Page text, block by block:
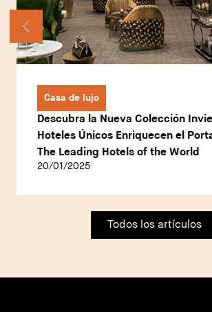
Casa de lujo
Descubra la Nueva Colección
Hoteles Únicos Enriquecen el
The Leading Hotels of the World
20/01/2025
Todos los artículos